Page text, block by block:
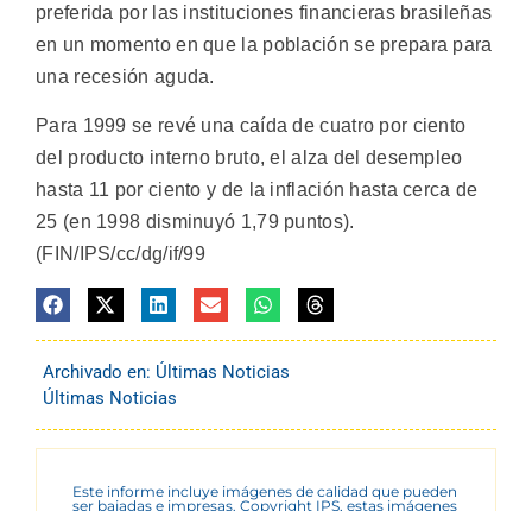
preferida por las instituciones financieras brasileñas
en un momento en que la población se prepara para
una recesión aguda.
Para 1999 se revé una caída de cuatro por ciento
del producto interno bruto, el alza del desempleo
hasta 11 por ciento y de la inflación hasta cerca de
25 (en 1998 disminuyó 1,79 puntos).
(FIN/IPS/cc/dg/if/99
Archivado en: Últimas Noticias
Últimas Noticias
Este informe incluye imágenes de calidad que pueden
ser bajadas e impresas. Copyright IPS, estas imágenes